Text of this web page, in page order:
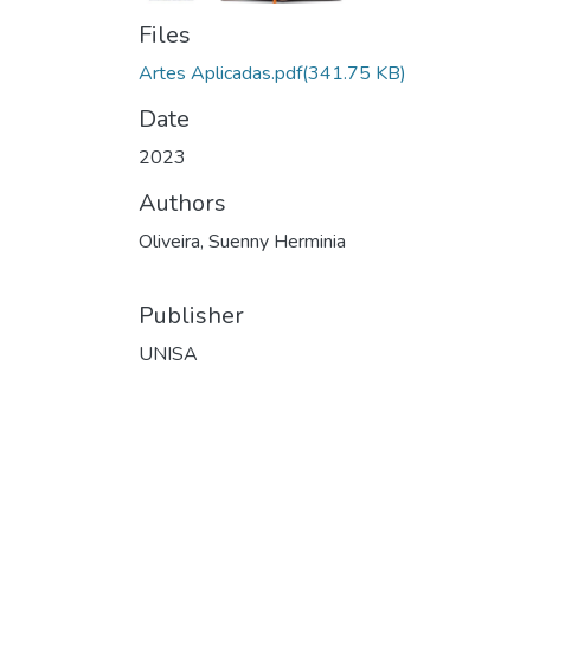
Files
Artes Aplicadas.pdf(341.75 KB)
Date
2023
Authors
Oliveira, Suenny Herminia
Publisher
UNISA